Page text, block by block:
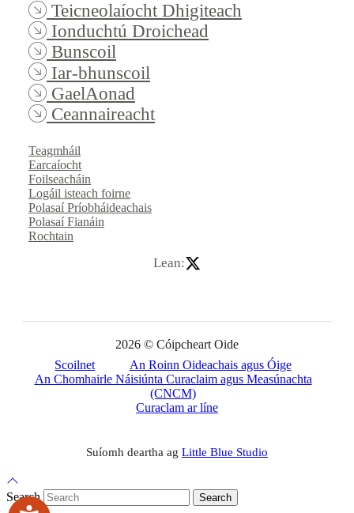
Teicneolaíocht Dhigiteach
Ionduchtú Droichead
Bunscoil
Iar-bhunscoil
GaelAonad
Ceannaireacht
Teagmháil
Earcaíocht
Foilseacháin
Logáil isteach foirne
Polasaí Príobháideachais
Polasaí Fianáin
Rochtain
Lean:
2026 © Cóipcheart Oide
Scoilnet
An Roinn Oideachais agus Óige
An Chomhairle Náisiúnta Curaclaim agus Measúnachta
(CNCM)
Curaclam ar líne
Suíomh deartha ag Little Blue Studio
Search
Search